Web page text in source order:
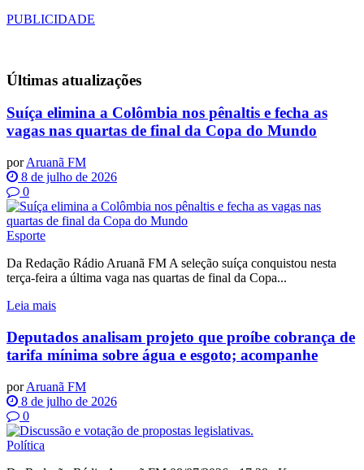
PUBLICIDADE
Últimas atualizações
Suíça elimina a Colômbia nos pênaltis e fecha as
vagas nas quartas de final da Copa do Mundo
por Aruanã FM
8 de julho de 2026
0
Esporte
Da Redação Rádio Aruanã FM A seleção suíça conquistou nesta
terça-feira a última vaga nas quartas de final da Copa...
Leia mais
Deputados analisam projeto que proíbe cobrança de
tarifa mínima sobre água e esgoto; acompanhe
por Aruanã FM
8 de julho de 2026
0
Política